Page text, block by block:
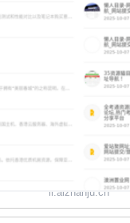
lr.aizhanju.cn